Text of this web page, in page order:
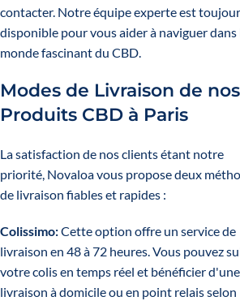
contacter. Notre équipe experte est
disponible pour vous aider à naviguer dans
monde fascinant du CBD.
Modes de Livraison de nos
Produits CBD à Paris
La satisfaction de nos clients étant notre
priorité, Novaloa vous propose deux
de livraison fiables et rapides :
Colissimo:Cette option offre un service de
livraison en 48 à 72 heures. Vous pouvez
votre colis en temps réel et bénéficier d'une
livraison à domicile ou en point relais selon